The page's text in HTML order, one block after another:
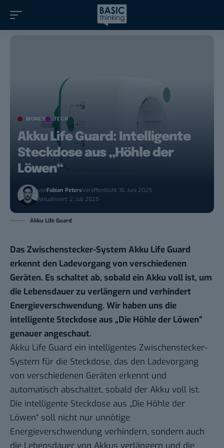
MONEY TECH
Akku Life Guard: Intelligente
Steckdose aus „Höhle der
Löwen“
vonFabian PetersVeröffentlicht: 16. Juni 2025
Aktualisiert: 2. Juli 2025
Akku Life Guard
Das Zwischenstecker-System Akku Life Guard
erkennt den Ladevorgang von verschiedenen
Geräten. Es schaltet ab, sobald ein Akku voll ist, um
die Lebensdauer zu verlängern und verhindert
Energieverschwendung. Wir haben uns die
intelligente Steckdose aus „Die Höhle der Löwen“
genauer angeschaut.
Akku Life Guard ein intelligentes Zwischenstecker-
System für die Steckdose, das den Ladevorgang
von verschiedenen Geräten erkennt und
automatisch abschaltet, sobald der Akku voll ist.
Die intelligente Steckdose aus „Die Höhle der
Löwen“ soll nicht nur unnötige
Energieverschwendung verhindern, sondern auch